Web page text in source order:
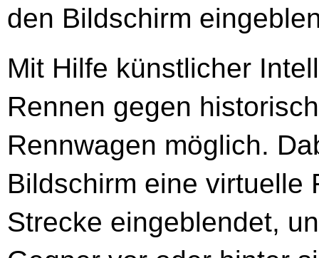
den Bildschirm
Mit Hilfe künstlicher
Rennen gegen
Rennwagen möglich.
Bildschirm eine virtuelle
Strecke eingeblendet,